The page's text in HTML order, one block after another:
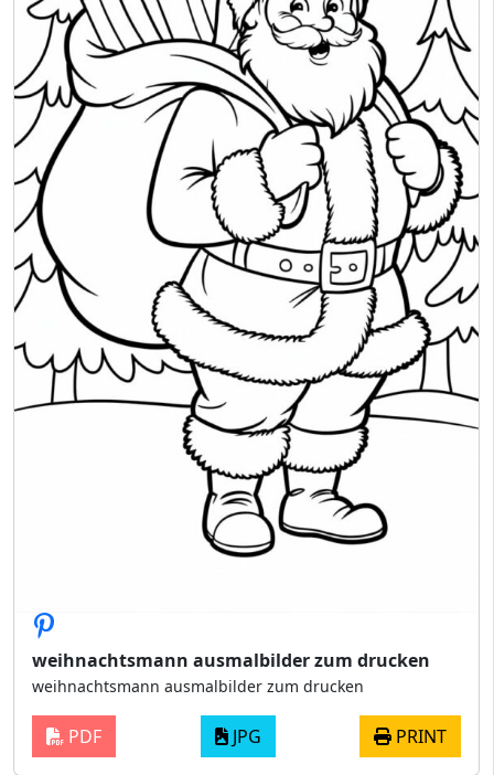
weihnachtsmann ausmalbilder zum drucken
weihnachtsmann ausmalbilder zum drucken
PDF JPG PRINT